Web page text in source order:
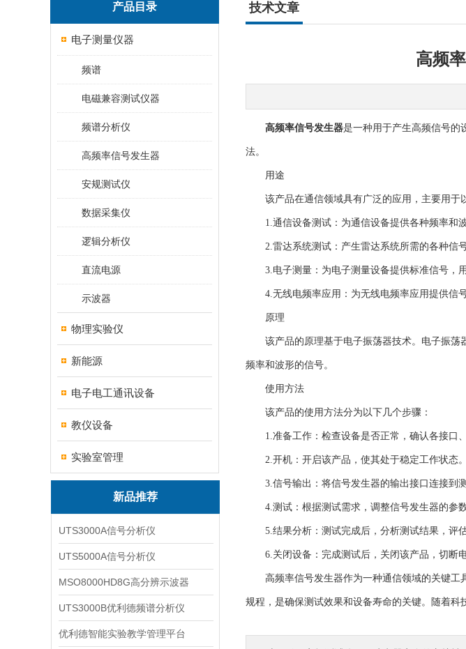
产品目录
电子测量仪器
频谱
电磁兼容测试仪器
频谱分析仪
高频率信号发生器
安规测试仪
数据采集仪
逻辑分析仪
直流电源
示波器
物理实验仪
新能源
电子电工通讯设备
教仪设备
实验室管理
新品推荐
UTS3000A信号分析仪
UTS5000A信号分析仪
MSO8000HD8G高分辨示波器
UTS3000B优利德频谱分析仪
优利德智能实验教学管理平台
技术文章
高频
高频率信号发生器是一种用于产生高频信号的
法。
用途
该产品在通信领域具有广泛的应用，主要用于
1.通信设备测试：为通信设备提供各种频率和波
2.雷达系统测试：产生雷达系统所需的各种信号
3.电子测量：为电子测量设备提供标准信号，用
4.无线电频率应用：为无线电频率应用提供信号
原理
该产品的原理基于电子振荡器技术。电子振荡
频率和波形的信号。
使用方法
该产品的使用方法分为以下几个步骤：
1.准备工作：检查设备是否正常，确认各接口、
2.开机：开启该产品，使其处于稳定工作状态。
3.信号输出：将信号发生器的输出接口连接到测
4.测试：根据测试需求，调整信号发生器的参数
5.结果分析：测试完成后，分析测试结果，评估
6.关闭设备：完成测试后，关闭该产品，切断电
高频率信号发生器作为一种通信领域的关键工
规程，是确保测试效果和设备寿命的关键。随着科